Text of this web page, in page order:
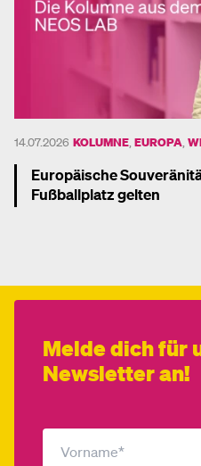
14.07.2026 KOLUMNE EUROPA
Europäische
Fußballplatz gelten
Melde dich für
Newsletter an!